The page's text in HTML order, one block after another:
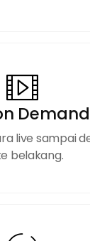
Demand
live sampai
belakang.